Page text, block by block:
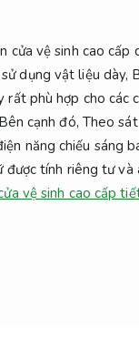
cửa vệ sinh cao cấp
dụng vật liệu dày,
rất phù hợp cho các
Bên cạnh đó, Theo
năng chiếu sáng
được tính riêng tư và
vệ sinh cao cấp